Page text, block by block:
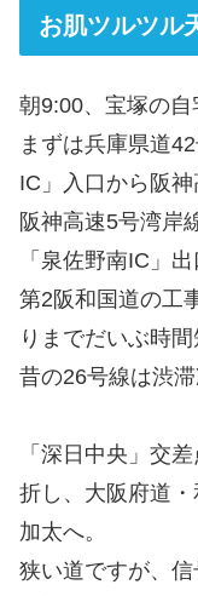
お肌ツルツル
朝9:00、宝塚の自
まずは兵庫県道
IC」入口から阪神
阪神高速5号湾岸
「泉佐野南IC」
第2阪和国道の工
りまでだいぶ時
昔の26号線は渋
「深日中央」交
折し、大阪府道
加太へ。
狭い道ですが、